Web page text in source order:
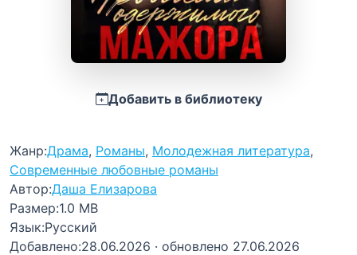
Добавить в библиотеку
Жанр:Драма, Романы, Молодежная литература,
Современные любовные романы
Автор:Даша Елизарова
Размер:1.0 MB
Язык:Русский
Добавлено:28.06.2026 · обновлено 27.06.2026